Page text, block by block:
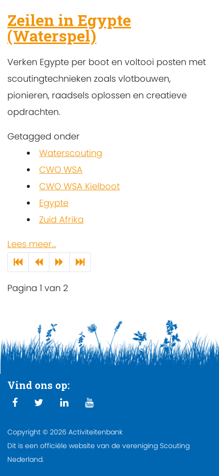
Zeilen in Egypte
(Waterspel)
Verken Egypte per boot en voltooi posten met
scoutingtechnieken zoals vlotbouwen,
pionieren, raadsels oplossen en creatieve
opdrachten.
Getagged onder
Waterscouting
CWO WSA
CWO WSA Kielboot
Egypte
Zuid Afrika
Lees meer...
Pagina 1 van 2
Vind ons op:
Copyright © 2026 Activiteitenbank
Dit is een officiële website van de vereniging Scouting
Nederland.